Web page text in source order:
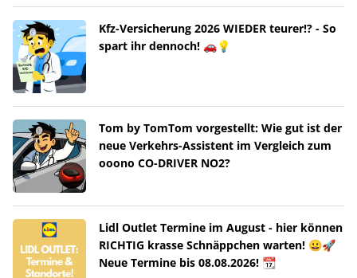
Kfz-Versicherung 2026 WIEDER teurer!? - So
spart ihr dennoch! 🚗💡
Tom by TomTom vorgestellt: Wie gut ist der
neue Verkehrs-Assistent im Vergleich zum
ooono CO-DRIVER NO2?
Lidl Outlet Termine im August - hier können
RICHTIG krasse Schnäppchen warten! 😀🚀
Neue Termine bis 08.08.2026! 📆